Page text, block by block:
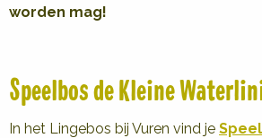
worden mag!
Speelbos de Kleine
In het Lingebos bij Vuren vind je